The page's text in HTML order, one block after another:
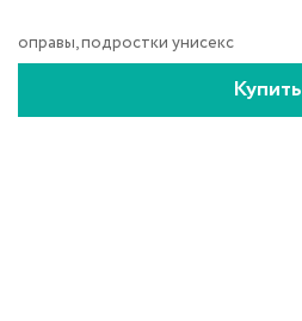
оправы, подростки унисекс
Купить